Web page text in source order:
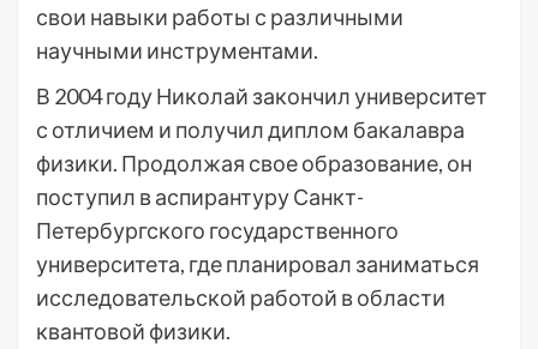
свои навыки работы с различными
научными инструментами.
В 2004 году Николай закончил университет
с отличием и получил диплом бакалавра
физики. Продолжая свое образование, он
поступил в аспирантуру Санкт-
Петербургского государственного
университета, где планировал заниматься
исследовательской работой в области
квантовой физики.